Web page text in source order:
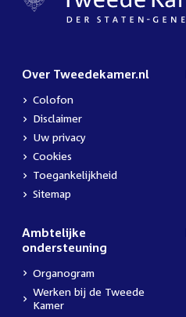
Over Tweedekamer.nl
Colofon
Disclaimer
Uw privacy
Cookies
Toegankelijkheid
Sitemap
Ambtelijke
ondersteuning
Organogram
Werken bij de Tweede
Kamer